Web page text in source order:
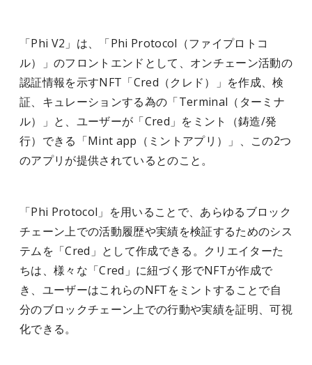
「Phi V2」は、「Phi Protocol（ファイプロトコ
ル）」のフロントエンドとして、オンチェーン活動の
認証情報を示すNFT「Cred（クレド）」を作成、検
証、キュレーションする為の「Terminal（ターミナ
ル）」と、ユーザーが「Cred」をミント（鋳造/発
行）できる「Mint app（ミントアプリ）」、この2つ
のアプリが提供されているとのこと。
「Phi Protocol」を用いることで、あらゆるブロック
チェーン上での活動履歴や実績を検証するためのシス
テムを「Cred」として作成できる。クリエイターた
ちは、様々な「Cred」に紐づく形でNFTが作成で
き、ユーザーはこれらのNFTをミントすることで自
分のブロックチェーン上での行動や実績を証明、可視
化できる。